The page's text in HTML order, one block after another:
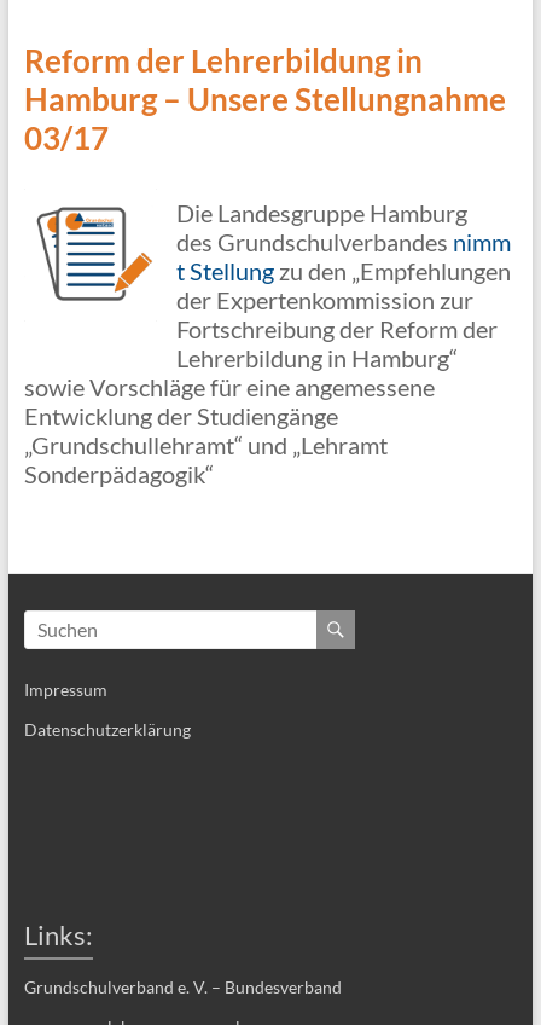
Reform der Lehrerbildung in
Hamburg – Unsere Stellungnahme
03/17
Die Landesgruppe Hamburg
des Grundschulverbandes nimm
t Stellungzu den „Empfehlungen
der Expertenkommission zur
Fortschreibung der Reform der
Lehrerbildung in Hamburg“
sowie Vorschläge für eine angemessene
Entwicklung der Studiengänge
„Grundschullehramt“ und „Lehramt
Sonderpädagogik“
Impressum
Datenschutzerklärung
Links:
Grundschulverband e. V. – Bundesverband